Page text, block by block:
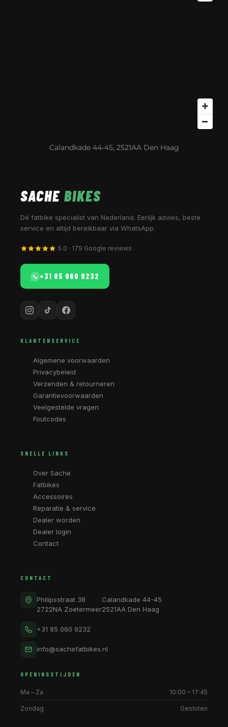
Calandkade 44-45, 2521AA Den Haag
SACHE BIKES
Dé fatbike specialist van Nederland. Eerlijk advies, beste
service en altijd bereikbaar via WhatsApp.
5.0 · 179 Google reviews
+31 85 060 9232
KLANTENSERVICE
Algemene voorwaarden
Privacybeleid
Verzenden & retourneren
Garantievoorwaarden
Veelgestelde vragen
Foutcodes
SNELLE LINKS
Over Sache
Fatbikes
Accessoires
Reparatie & service
Dealer worden
Dealer login
Contact
CONTACT
Philipsstraat 3B
2722NA Zoetermeer
Calandkade 44-45
2521AA Den Haag
+31 85 060 9232
info@sachefatbikes.nl
OPENINGSTIJDEN
Ma – Za 10:00 – 17:45
Zondag Gesloten